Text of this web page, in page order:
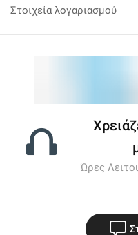
Στοιχεία λογαριασμού
Ώρες